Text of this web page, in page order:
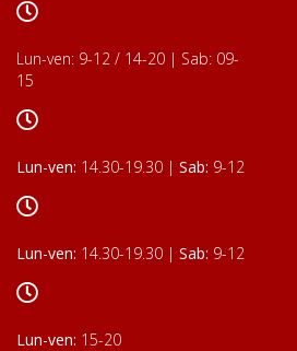
Lun-ven: 9-12 / 14-20 | Sab: 09-
15
Lun-ven: 14.30-19.30 | Sab: 9-12
Lun-ven: 14.30-19.30 | Sab: 9-12
Lun-ven: 15-20